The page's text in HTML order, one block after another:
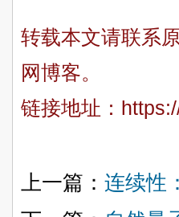
转载本文请联系
网博客。
链接地址：
上一篇： 连续性